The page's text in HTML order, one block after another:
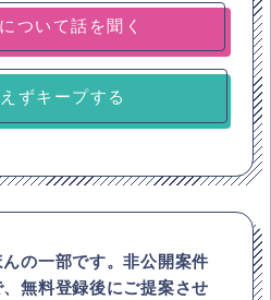
ずキープする
の一部です。非公開案件
無料登録後にご提案させ